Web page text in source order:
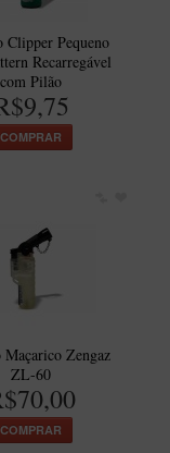
Clipper Pequeno
Recarregável
com Pilão
COMPRAR
Maçarico Zengaz
ZL-60
COMPRAR